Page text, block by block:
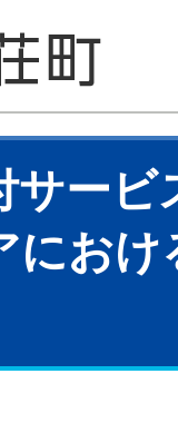
サー
におけ